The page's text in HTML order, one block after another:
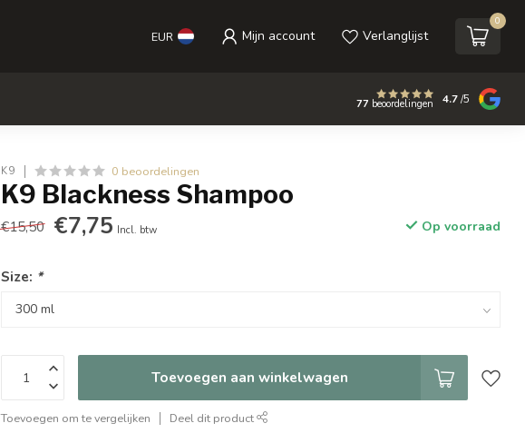
EUR Mijn account Verlanglijst
0
77 beoordelingen 4.7/5
K9 0 beoordelingen
K9 Blackness Shampoo
€15,50 €7,75 Incl. btw Op voorraad
Size: *
Toevoegen aan winkelwagen
Toevoegen om te vergelijken Deel dit product